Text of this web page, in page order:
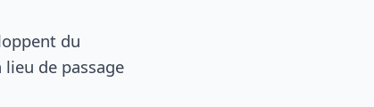
du
de passage